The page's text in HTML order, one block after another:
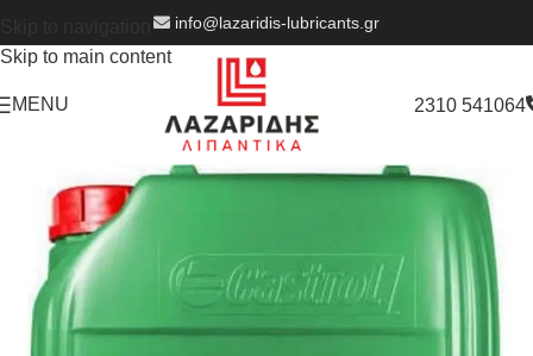
Skip to main content
info@lazaridis-lubricants.gr
MENU 2310 541064